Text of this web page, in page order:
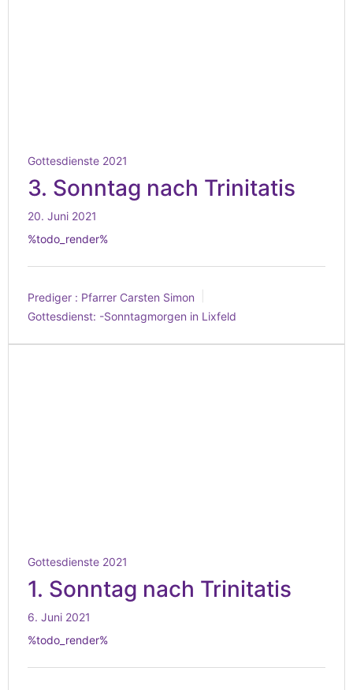
Gottesdienste 2021
3. Sonntag nach Trinitatis
20. Juni 2021
%todo_render%
Prediger : Pfarrer Carsten Simon
Gottesdienst: -Sonntagmorgen in Lixfeld
Gottesdienste 2021
1. Sonntag nach Trinitatis
6. Juni 2021
%todo_render%